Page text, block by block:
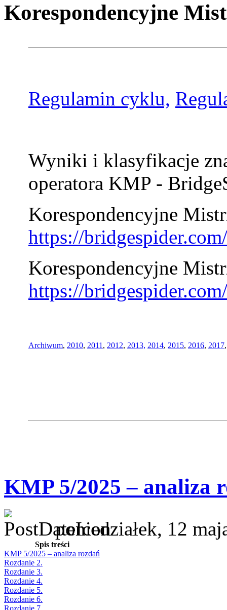
Korespondencyjne
Regulamin cyklu,
Wyniki i klasyfikacje
operatora KMP -
Korespondencyjne
https://
Korespondencyjne
https://
Archiwum, 2010, 2011 , 2012, 2013, 2014, 2015, 2016, 2017
KMP 5/2025 – analiza
poniedziałek, 12
Spis treści
KMP 5/2025 – analiza rozdań
Rozdanie 2.
Rozdanie 3.
Rozdanie 4.
Rozdanie 5.
Rozdanie 6.
Rozdanie 7.